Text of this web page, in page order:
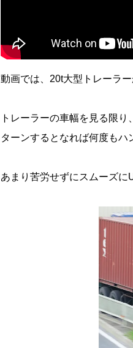
動画では、20t大型トレーラ
トレーラーの車幅を見る限
ターンするとなれば何度もハ
あまり苦労せずにスムーズに